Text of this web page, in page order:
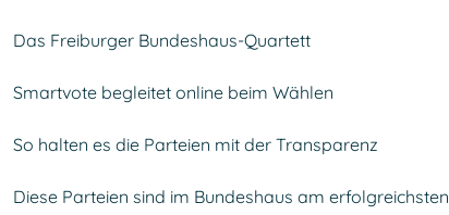
Das Freiburger Bundeshaus-Quartett
Smartvote begleitet online beim Wählen
So halten es die Parteien mit der Transparenz
Diese Parteien sind im Bundeshaus am erfolgreichsten